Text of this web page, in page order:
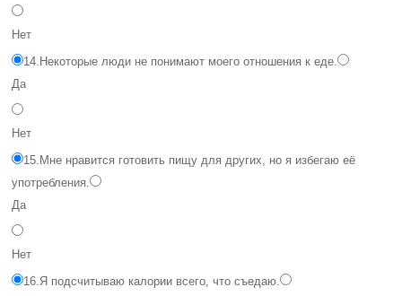
Нет
14. Некоторые люди не понимают моего отношения к еде.
Да
Нет
15. Мне нравится готовить пищу для других, но я избегаю её
употребления.
Да
Нет
16.Я подсчитываю калории всего, что съедаю.